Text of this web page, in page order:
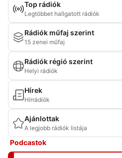
Top rádiók
Legtöbbet hallgatott rádiók
Rádiók műfaj szerint
15 zenei műfaj
Rádiók régió szerint
Helyi rádiók
Hírek
Hírrádiók
Ajánlottak
A legjobb rádiók listája
Podcastok